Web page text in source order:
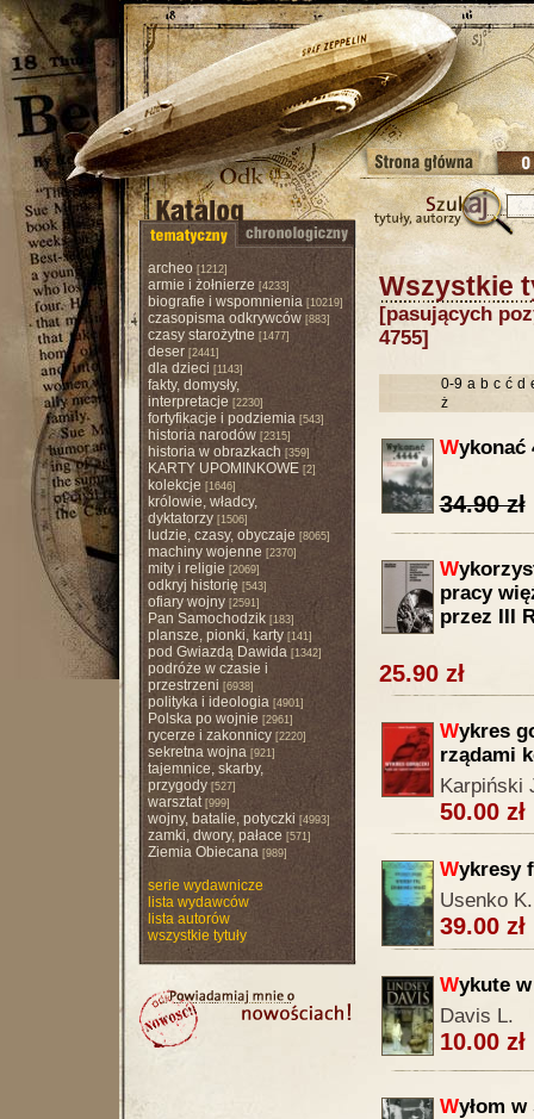
archeo [1212]
armie i żołnierze [4233]
biografie i wspomnienia[10219]
czasopisma odkrywców[883]
czasy starożytne [1477]
deser[2441]
dla dzieci [1143]
fakty, domysły,
interpretacje [2230]
fortyfikacje i podziemia[543]
historia narodów[2315]
historia w obrazkach [359]
KARTY UPOMINKOWE[2]
kolekcje [1646]
królowie, władcy,
dyktatorzy[1506]
ludzie, czasy, obyczaje [8065]
machiny wojenne [2370]
mity i religie [2069]
odkryj historię[543]
ofiary wojny[2591]
Pan Samochodzik[183]
plansze, pionki, karty[141]
pod Gwiazdą Dawida[1342]
podróże w czasie i
przestrzeni [6938]
polityka i ideologia[4901]
Polska po wojnie [2961]
rycerze i zakonnicy[2220]
sekretna wojna[921]
tajemnice, skarby,
przygody[527]
warsztat[999]
wojny, batalie, potyczki [4993]
zamki, dwory, pałace [571]
Ziemia Obiecana[989]
serie wydawnicze
lista wydawców
lista autorów
wszystkie tytuły
Wszystkie
[pasujących
4755]
0-9 a b c ć d
ż
Wykonać
34.90 zł
W
pracy
przez III
25.90 zł
Wykres
rządami
Karpiński
50.00 zł
Wykresy
Usenko K.
39.00 zł
Wykute
Davis L.
10.00 zł
Wyłom